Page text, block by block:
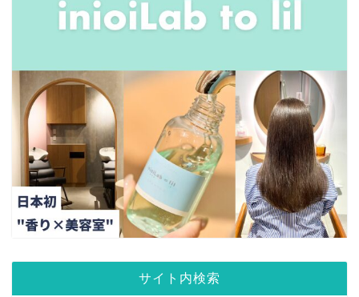
サイト内検索